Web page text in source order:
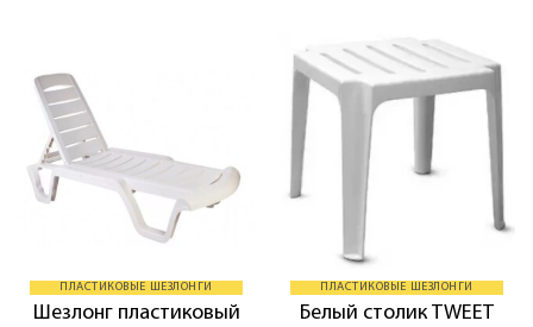
ПЛАСТИКОВЫЕ ШЕЗЛОНГИ
Шезлонг пластиковый
ПЛАСТИКОВЫЕ ШЕЗЛОНГИ
Белый столик TWEET